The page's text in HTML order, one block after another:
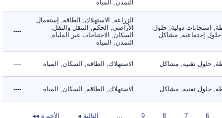
التمدن, المياه
استجابات دولية, حلول
إجتماعيه, مشاكل
الزراعة, الاستهلاك, الطاقه, إستعمال
الأراضي, الحكم, التنقل والنقل,
السكان, الاحتياجات غير الملباه,
التمدن, المياه
----
حلول تقنيه, مشاكل الاستهلاك, الطاقه, السكان, المياه ----
حلول تقنيه, مشاكل الاستهلاك, الطاقه, السكان, المياه ----
التالية ◂ الأخيرة ◂◂